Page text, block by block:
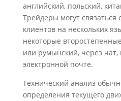
английский, польский,
Трейдеры могут связаться
клиентов на нескольких
некоторые
или румынский, через чат,
электронной почте.
Технический анализ
определения текущего